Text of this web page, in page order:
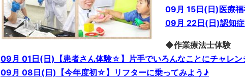
09月 15日(日)医療
09月 22日(日)認知症
◆作業療法士体験
09月 01日(日)【患者さん体験☆】片手でいろんなことにチャレン
09月 08日(日)【今年度初☆】リフターに乗ってみよう♪